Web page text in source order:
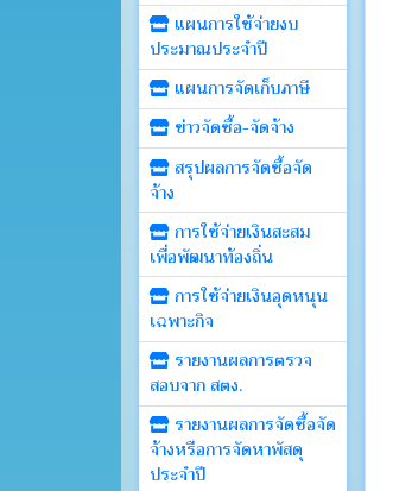
แผนการใช้จ่ายงบ
ประมาณประจำปี
แผนการจัดเก็บภาษี
ข่าวจัดซื้อ-จัดจ้าง
สรุปผลการจัดซื้อจัด
จ้าง
การใช้จ่ายเงินสะสม
เพื่อพัฒนาท้องถิ่น
การใช้จ่ายเงินอุดหนุน
เฉพาะกิจ
รายงานผลการตรวจ
สอบจาก สตง.
รายงานผลการจัดซื้อจัด
จ้างหรือการจัดหาพัสดุ
ประจำปี